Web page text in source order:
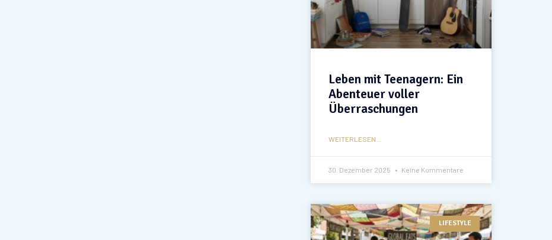
Leben mit Teenagern: Ein
Abenteuer voller
Überraschungen
WEITERLESEN...
30. Dezember 2025 Keine Kommentare
LIFESTYLE